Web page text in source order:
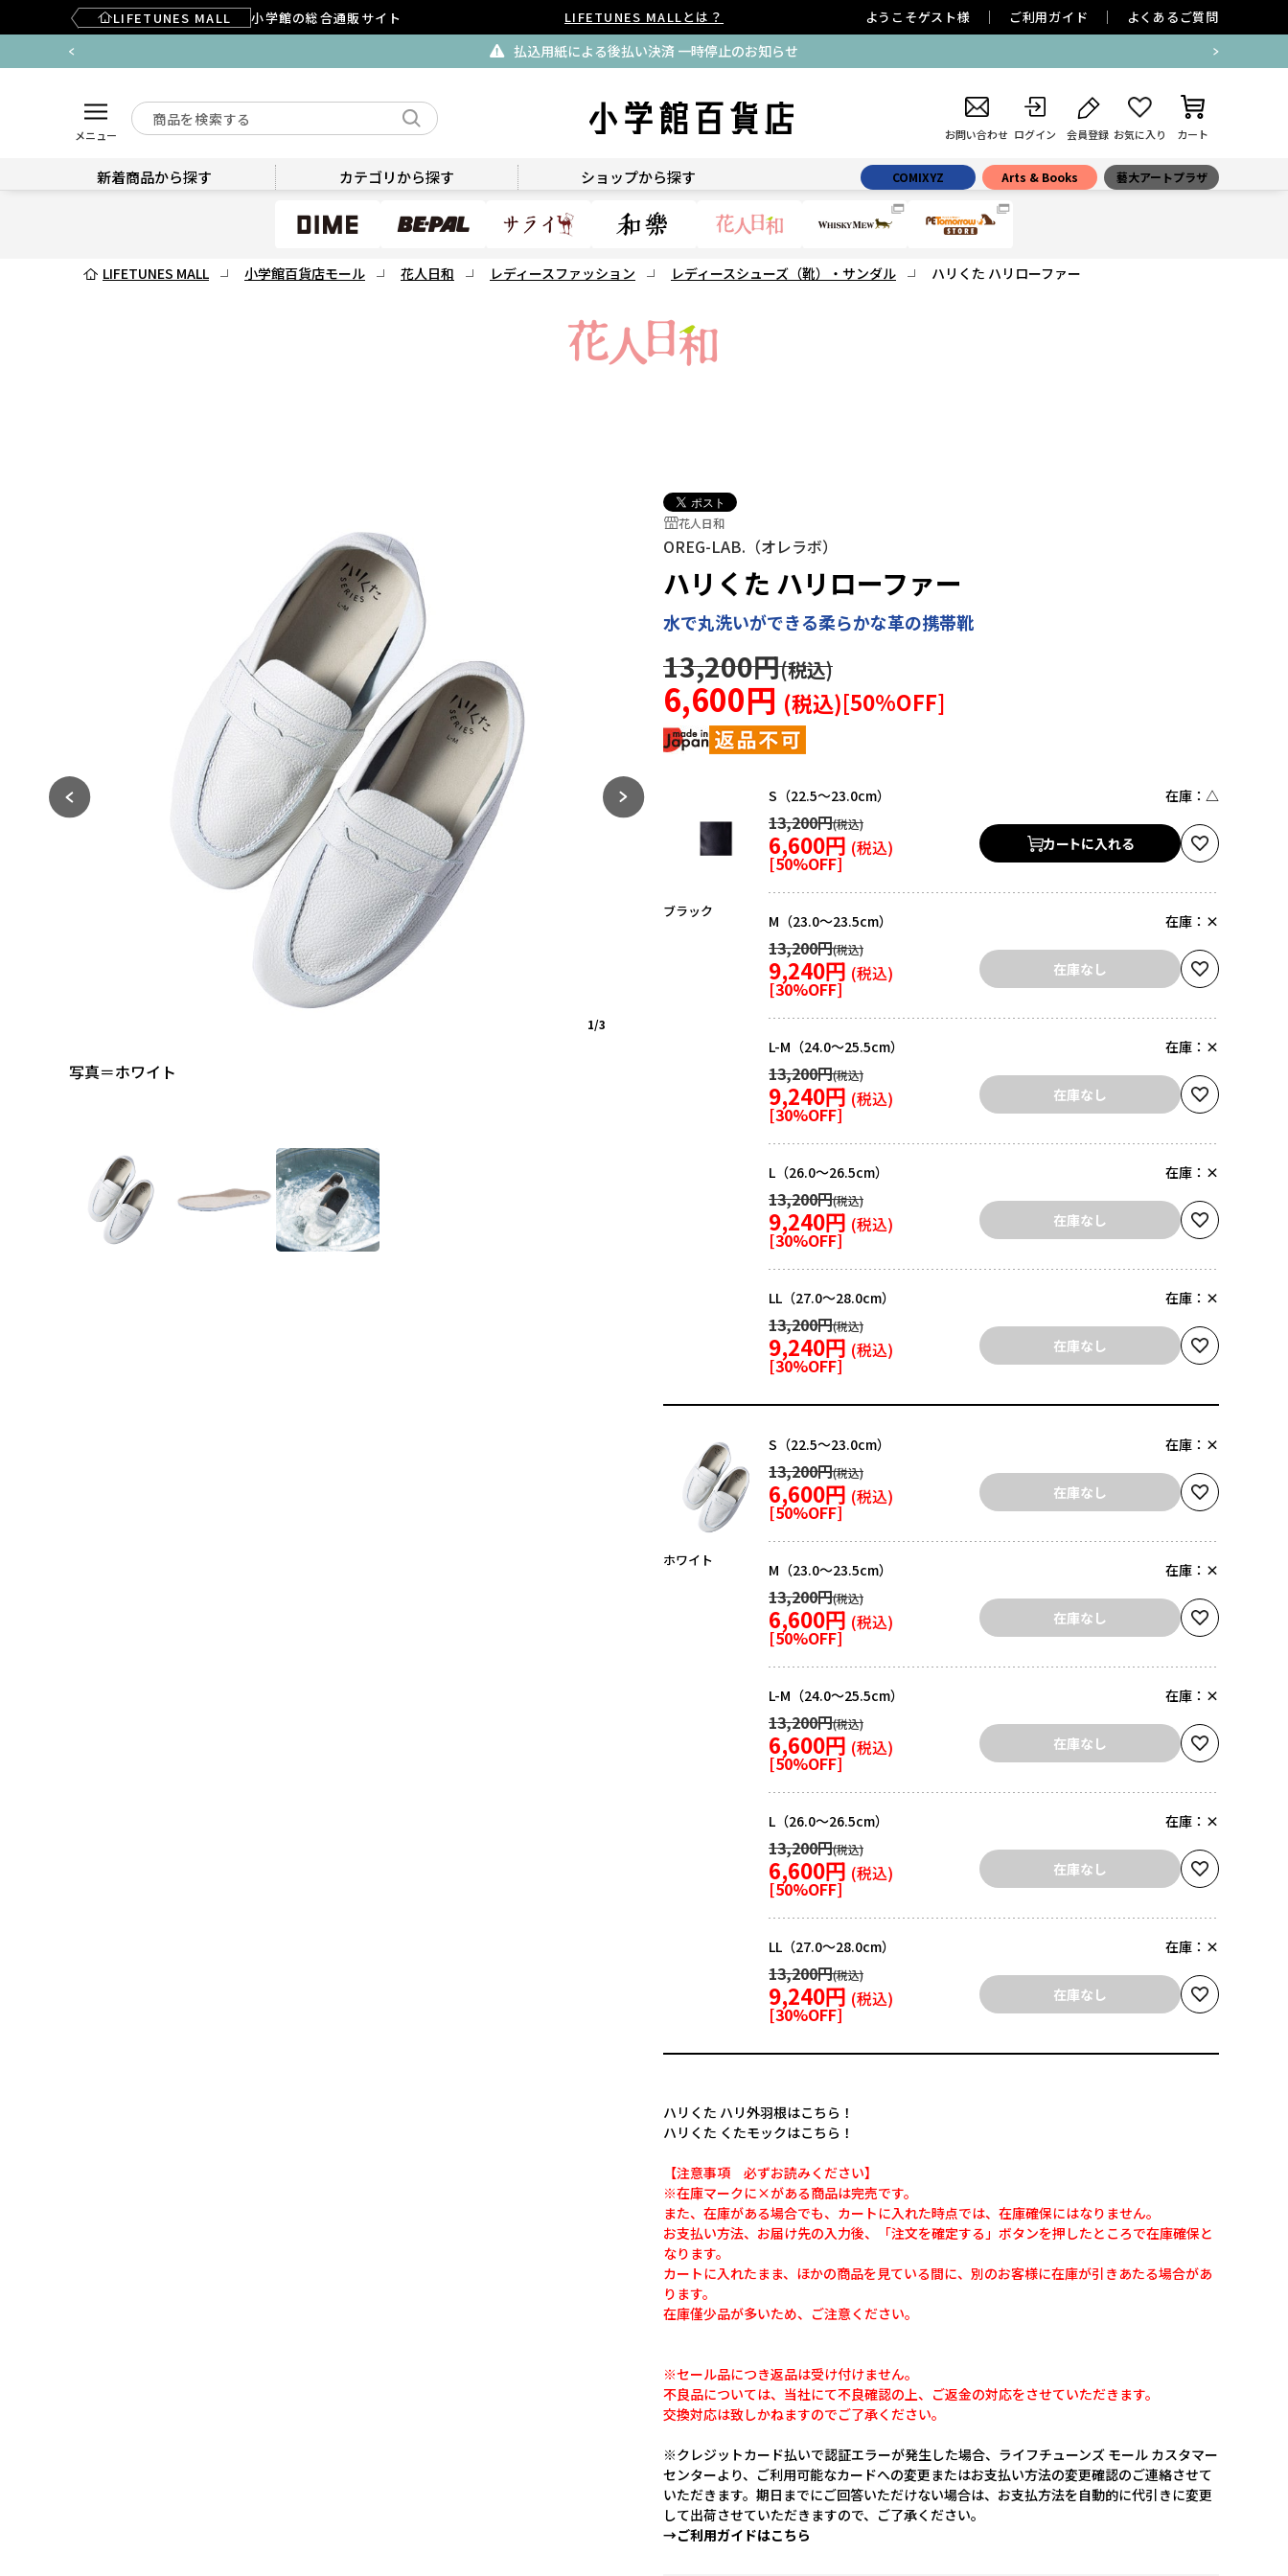
LIFETUNES MALL 小学館の総合通販サイト LIFETUNES MALLとは？ ようこそゲスト様 ご利用ガイド よくあるご質問
払込用紙による後払い決済 一時停止のお知らせ
メニュー お問い合わせ ログイン 会員登録 お気に入り カート
新着商品から探す カテゴリから探す ショップから探す COMIXYZ Arts & Books 藝大アートプラザ
LIFETUNES MALL 小学館百貨店モール 花人日和 レディースファッション レディースシューズ（靴）・サンダル ハリくた ハリローファー
花人日和
写真＝ホワイト
1/3
花人日和
OREG-LAB.（オレラボ）
ハリくた ハリローファー
水で丸洗いができる柔らかな革の携帯靴
13,200円
6,600円 [50%OFF]
ブラック
S（22.5～23.0cm） 在庫： △
13,200円
6,600円
[50%OFF]
カートに入れる
M（23.0～23.5cm） 在庫： ×
13,200円
9,240円
[30%OFF]
在庫なし
L-M（24.0～25.5cm） 在庫： ×
13,200円
9,240円
[30%OFF]
在庫なし
L（26.0～26.5cm） 在庫： ×
13,200円
9,240円
[30%OFF]
在庫なし
LL（27.0～28.0cm） 在庫： ×
13,200円
9,240円
[30%OFF]
在庫なし
ホワイト
S（22.5～23.0cm） 在庫： ×
13,200円
6,600円
[50%OFF]
在庫なし
M（23.0～23.5cm） 在庫： ×
13,200円
6,600円
[50%OFF]
在庫なし
L-M（24.0～25.5cm） 在庫： ×
13,200円
6,600円
[50%OFF]
在庫なし
L（26.0～26.5cm） 在庫： ×
13,200円
6,600円
[50%OFF]
在庫なし
LL（27.0～28.0cm） 在庫： ×
13,200円
9,240円
[30%OFF]
在庫なし
ハリくた ハリ外羽根はこちら！
ハリくた くたモックはこちら！
【注意事項 必ずお読みください】
※在庫マークに×がある商品は完売です。
また、在庫がある場合でも、カートに入れた時点では、在庫確保にはなりません。
お支払い方法、お届け先の入力後、「注文を確定する」ボタンを押したところで在庫確保と
なります。
カートに入れたまま、ほかの商品を見ている間に、別のお客様に在庫が引きあたる場合があ
ります。
在庫僅少品が多いため、ご注意ください。
※セール品につき返品は受け付けません。
不良品については、当社にて不良確認の上、ご返金の対応をさせていただきます。
交換対応は致しかねますのでご了承ください。
※クレジットカード払いで認証エラーが発生した場合、ライフチューンズ モール カスタマー
センターより、ご利用可能なカードへの変更またはお支払い方法の変更確認のご連絡させて
いただきます。期日までにご回答いただけない場合は、お支払方法を自動的に代引きに変更
して出荷させていただきますので、ご了承ください。
→ご利用ガイドはこちら